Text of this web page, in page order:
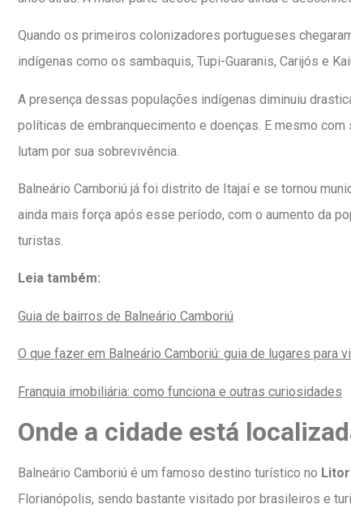
Quando os primeiros colonizadores portugueses
indígenas como os sambaquis, Tupi-Guaranis, Carijós e
A presença dessas populações indígenas diminuiu
políticas de embranquecimento e doenças. E mesmo
lutam por sua sobrevivência.
Balneário Camboriú já foi distrito de Itajaí e se tornou
ainda mais força após esse período, com o aumento da
turistas.
Leia também:
Guia de bairros de Balneário Camboriú
O que fazer em Balneário Camboriú: guia de lugares para
Franquia imobiliária: como funciona e outras curiosidades
Onde a cidade está
Balneário Camboriú é um famoso destino turístico no
Florianópolis, sendo bastante visitado por brasileiros e